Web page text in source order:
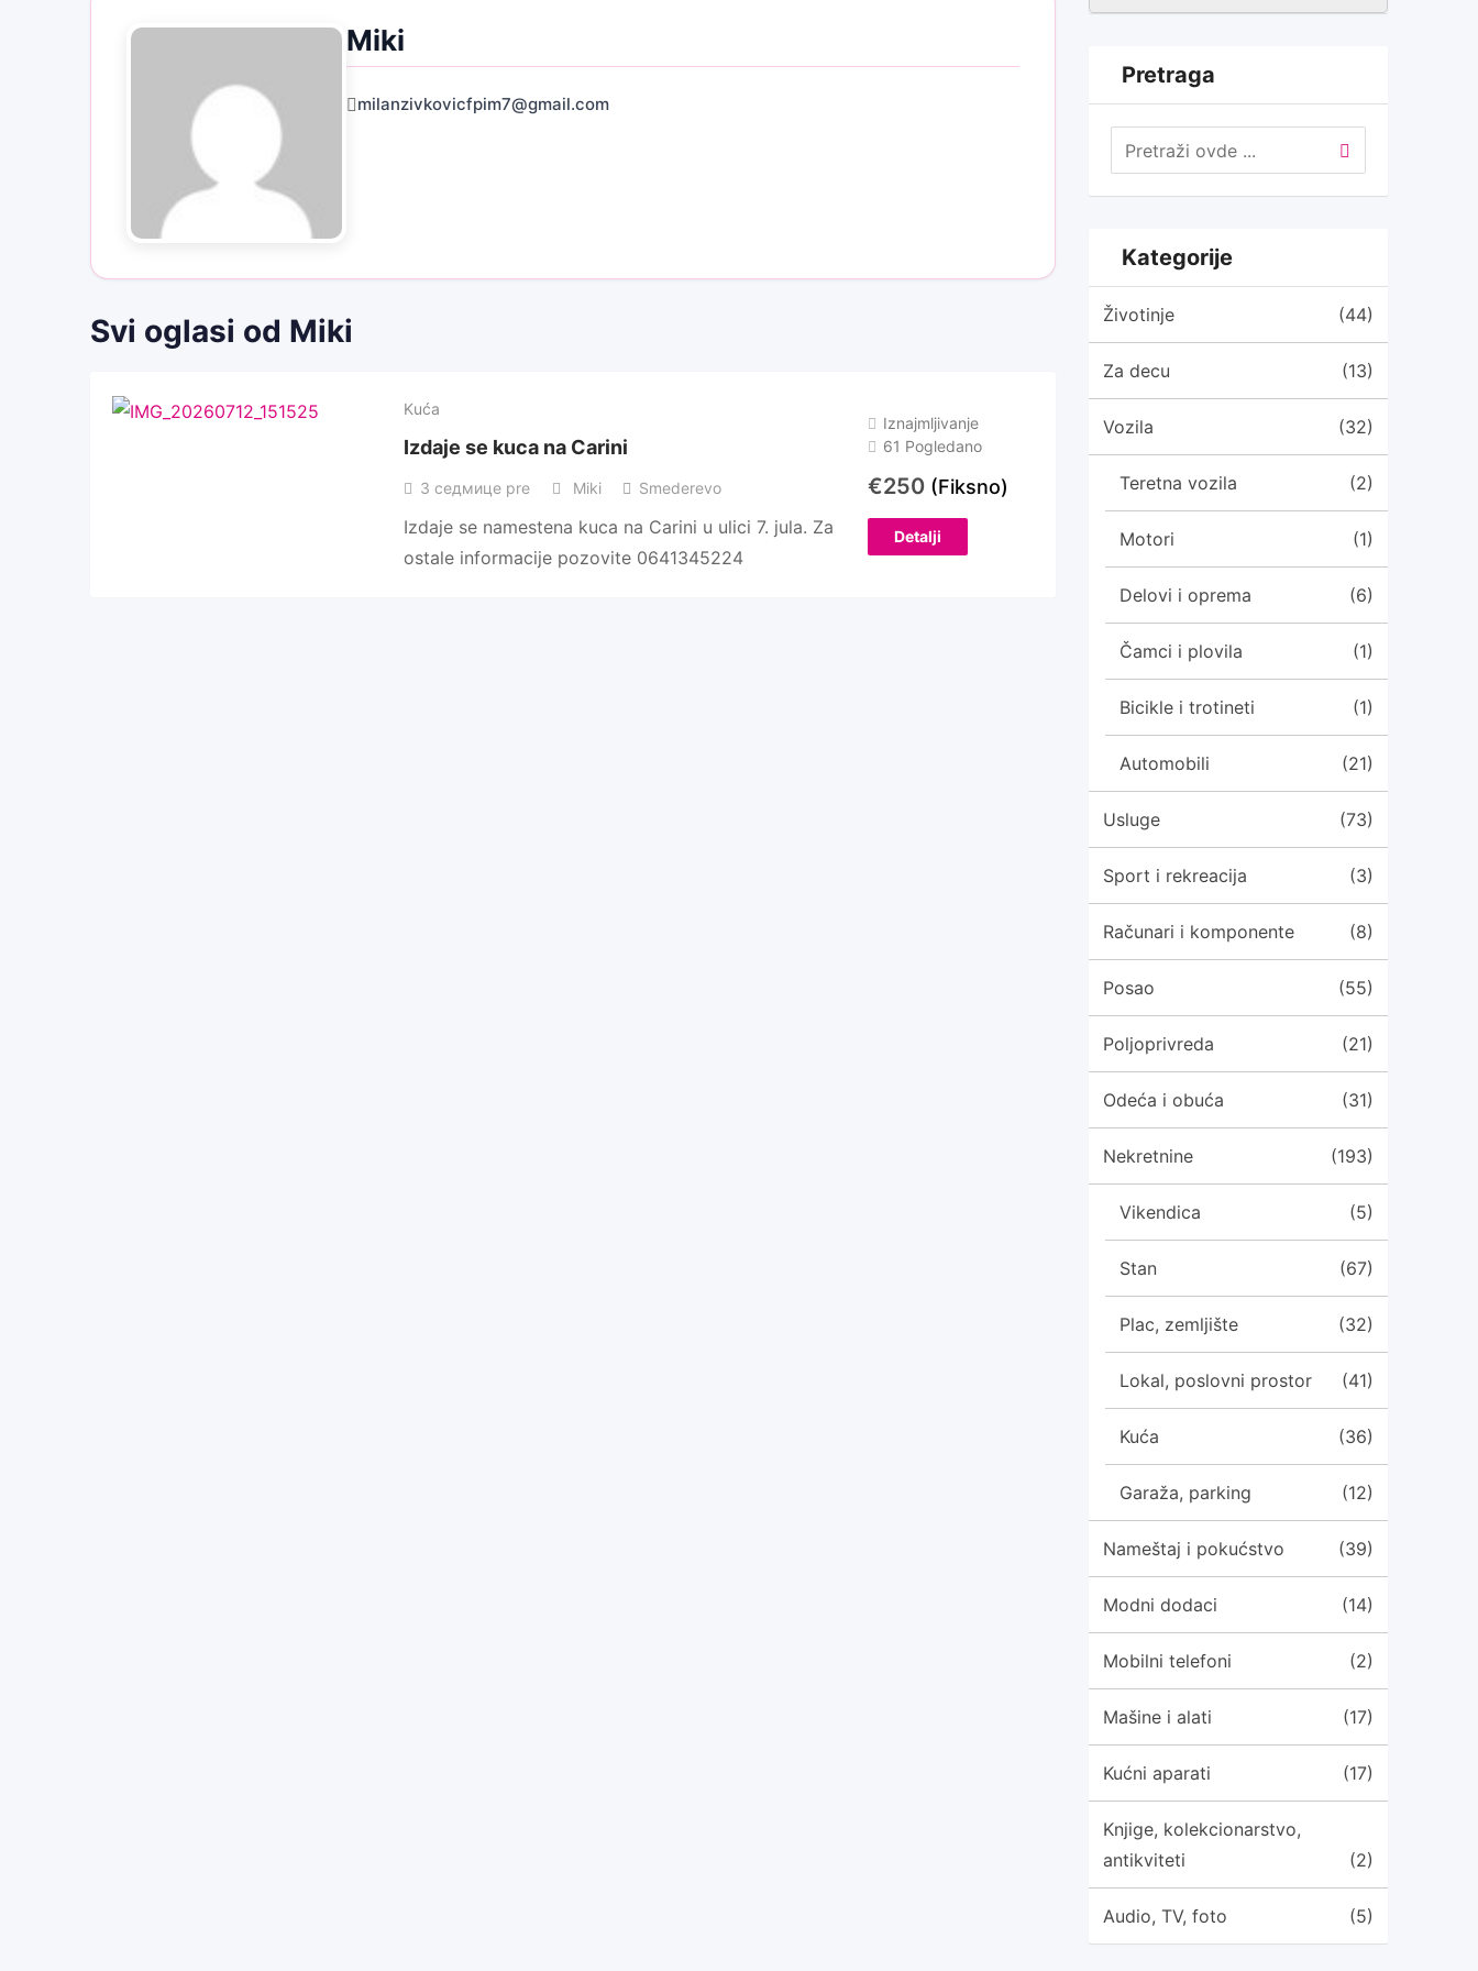
Miki
milanzivkovicfpim7@gmail.com
Svi oglasi od Miki
Kuća
Izdaje se kuca na Carini
3 седмице pre Miki Smederevo
Izdaje se namestena kuca na Carini u ulici 7. jula. Za
ostale informacije pozovite 0641345224
Iznajmljivanje
61 Pogledano
€250 (Fiksno)
Detalji
Pretraga
Kategorije
Životinje (44)
Za decu (13)
Vozila (32)
Teretna vozila (2)
Motori (1)
Delovi i oprema (6)
Čamci i plovila (1)
Bicikle i trotineti (1)
Automobili (21)
Usluge (73)
Sport i rekreacija (3)
Računari i komponente (8)
Posao (55)
Poljoprivreda (21)
Odeća i obuća (31)
Nekretnine (193)
Vikendica (5)
Stan (67)
Plac, zemljište (32)
Lokal, poslovni prostor (41)
Kuća (36)
Garaža, parking (12)
Nameštaj i pokućstvo (39)
Modni dodaci (14)
Mobilni telefoni (2)
Mašine i alati (17)
Kućni aparati (17)
Knjige, kolekcionarstvo,
antikviteti
(2)
Audio, TV, foto (5)